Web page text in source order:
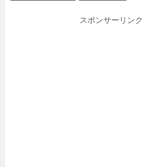
スポンサーリンク